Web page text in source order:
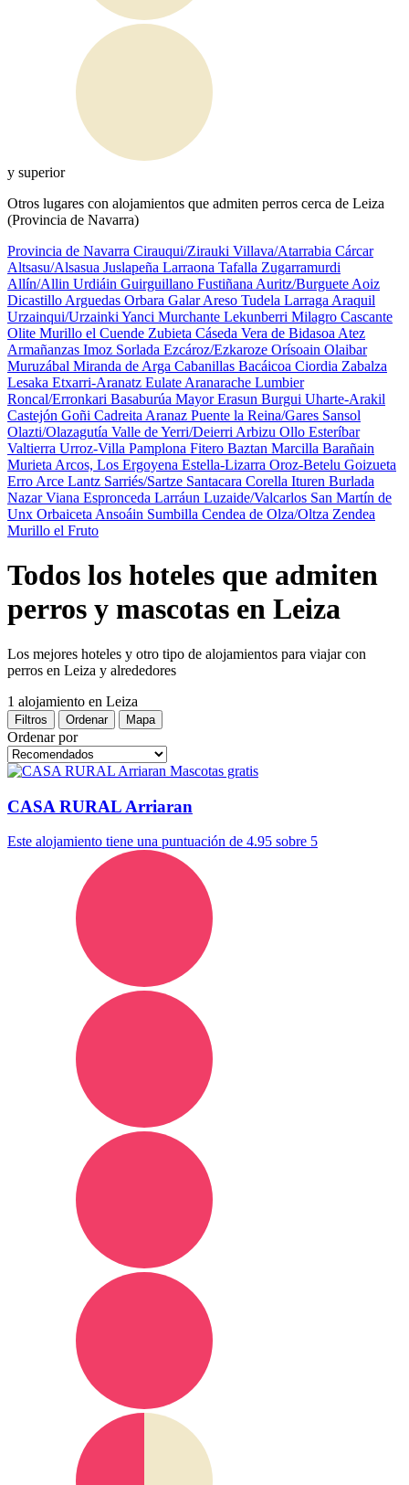
y superior
Otros lugares con alojamientos que admiten perros cerca de Leiza
(Provincia de Navarra)
Provincia de Navarra Cirauqui/Zirauki Villava/Atarrabia Cárcar
Altsasu/Alsasua Juslapeña Larraona Tafalla Zugarramurdi
Allín/Allin Urdiáin Guirguillano Fustiñana Auritz/Burguete Aoiz
Dicastillo Arguedas Orbara GalarAreso Tudela Larraga Araquil
Urzainqui/Urzainki Yanci Murchante Lekunberri Milagro Cascante
Olite Murillo el Cuende Zubieta Cáseda Vera de Bidasoa Atez
Armañanzas Imoz Sorlada Ezcároz/Ezkaroze Orísoain Olaibar
Muruzábal Miranda de Arga Cabanillas Bacáicoa Ciordia Zabalza
Lesaka Etxarri-Aranatz Eulate Aranarache Lumbier
Roncal/Erronkari Basaburúa MayorErasun Burgui Uharte-Arakil
Castejón Goñi Cadreita Aranaz Puente la Reina/Gares Sansol
Olazti/Olazagutía Valle de Yerri/Deierri Arbizu Ollo Esteríbar
Valtierra Urroz-Villa Pamplona Fitero Baztan Marcilla Barañain
Murieta Arcos, Los Ergoyena Estella-Lizarra Oroz-Betelu Goizueta
Erro Arce Lantz Sarriés/Sartze Santacara Corella Ituren Burlada
NazarViana Espronceda Larráun Luzaide/Valcarlos San Martín de
Unx Orbaiceta Ansoáin Sumbilla Cendea de Olza/Oltza Zendea
Murillo el Fruto
Todos los hoteles que admiten
perros y mascotas en Leiza
Los mejores hoteles y otro tipo de alojamientos para viajar con
perros en Leiza y alrededores
1 alojamiento en Leiza
Filtros Ordenar Mapa
Ordenar por
Mascotas gratis
CASA RURAL Arriaran
Este alojamiento tiene una puntuación de 4.95 sobre 5